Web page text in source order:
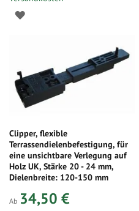
Clipper, flexible
Terrassendielenbefestigung, für
eine unsichtbare Verlegung auf
Holz UK, Stärke 20 - 24 mm,
Dielenbreite: 120-150 mm
Ab 34,50 €